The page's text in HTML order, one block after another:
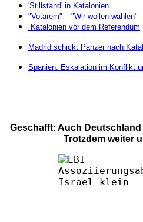
'Stillstand' in Katalonien
"Votarem" – "Wir wollen wählen"
Katalonien vor dem Referendum
Madrid schickt Panzer nach
Spanien: Eskalation im Konflikt
Geschafft: Auch
Trotzdem weiter